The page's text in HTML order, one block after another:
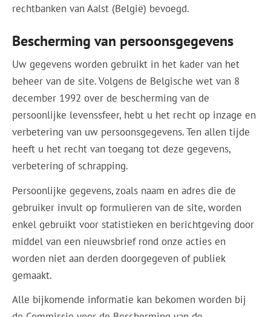
rechtbanken van Aalst (België) bevoegd.
Bescherming van persoonsgegevens
Uw gegevens worden gebruikt in het kader van het
beheer van de site. Volgens de Belgische wet van 8
december 1992 over de bescherming van de
persoonlijke levenssfeer, hebt u het recht op inzage en
verbetering van uw persoonsgegevens. Ten allen tijde
heeft u het recht van toegang tot deze gegevens,
verbetering of schrapping.
Persoonlijke gegevens, zoals naam en adres die de
gebruiker invult op formulieren van de site, worden
enkel gebruikt voor statistieken en berichtgeving door
middel van een nieuwsbrief rond onze acties en
worden niet aan derden doorgegeven of publiek
gemaakt.
Alle bijkomende informatie kan bekomen worden bij